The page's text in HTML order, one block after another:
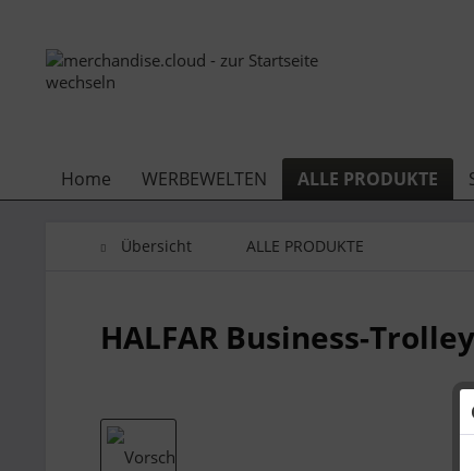
Home WERBEWELTEN ALLE PRODUKTE
Übersicht ALLE PRODUKTE
HALFAR Business-